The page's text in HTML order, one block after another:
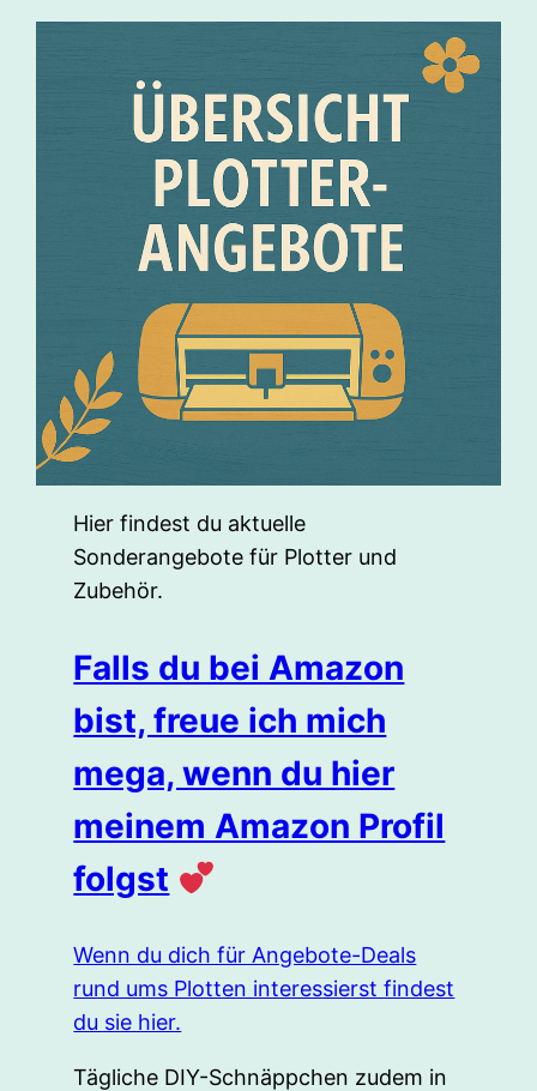
Hier findest du aktuelle
Sonderangebote für Plotter und
Zubehör.
Falls du bei Amazon
bist, freue ich mich
mega, wenn du hier
meinem Amazon Profil
folgst
Wenn du dich für Angebote-Deals
rund ums Plotten interessierst findest
du sie hier.
Tägliche DIY-Schnäppchen zudem in